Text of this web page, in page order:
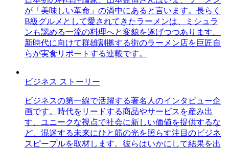
が「美味しい革命」の渦中にあると言います。長らく
B級グルメとして愛されてきたラーメンは、ミシュラ
ンも認める一流の料理へと変貌を遂げつつあります。
新時代に向けて群雄割拠する街のラーメン店を巨匠自
らが実食リポートする連載です。
ビジネス ストーリー
ビジネスの第一線で活躍する著名人のインタビュー企
画です。時代をリードする商品やサービスを産み出
す、ユニークな視点で社会に新しい価値を提供するな
ど、混迷する未来にひと筋の光を照らす注目のビジネ
スピープルを取材します。彼らはいかにして結果を出